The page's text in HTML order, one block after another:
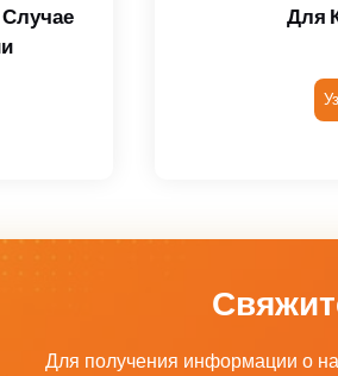
Для
Для получения информации о